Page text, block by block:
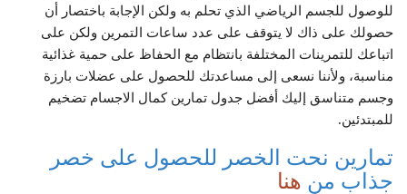
للوصول للجسم الرياضي الذي تحلم به ولكن الإجابة باختصار أن
حصولك على ذاك لا يتوقف على عدد ساعات التمرين ولكن على
اتباعك للتمرينات المختلفة بانتظام مع الحفاظ على حمية غذائية
مناسبة، ولأننا نسعى إلى مساعدتك للحصول على عضلات بارزة
وجسم متناسق إليك أفضل جدول تمارين كمال الاجسام تضخيم
للمبتدئين.
تمارين نحت الخصر للحصول على خصر
جذاب من هنا